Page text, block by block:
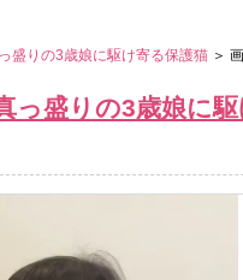
盛りの3歳娘に駆け寄る保護猫 ＞
っ盛りの3歳娘に